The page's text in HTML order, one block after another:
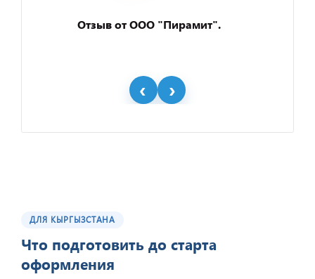
Отзыв от ООО "Пирамит".
Отзыв от представителя
ДЛЯ КЫРГЫЗСТАНА
Что подготовить до старта
оформления